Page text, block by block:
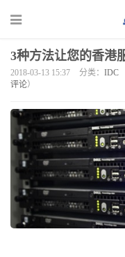
3种方法让您的香港
2018-03-13 15:37 分类： IDC
评论）